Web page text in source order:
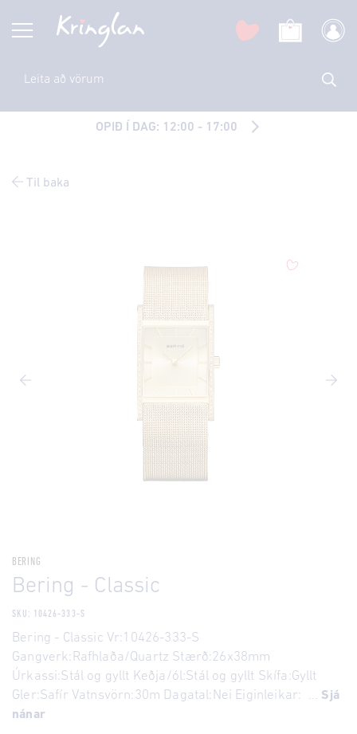
OPIÐ Í DAG: 12:00 - 17:00
Til baka
BERING
Bering - Classic
SKU: 10426-333-S
Bering - Classic Vr:10426-333-S
Gangverk:Rafhlaða/Quartz Stærð:26x38mm
Úrkassi:Stál og gyllt Keðja/ól:Stál og gyllt Skífa:Gyllt
Gler:Safír Vatnsvörn:30m Dagatal:Nei Eiginleikar: ... Sjá
nánar